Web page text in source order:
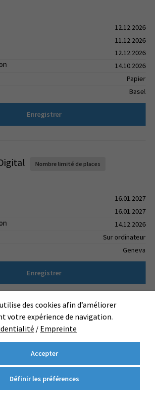
12.12.2026
11.12.2026
12.12.2026
14.10.2026
Papier
Basel
Enregistrer
Nombre limité de places
16.01.2027
16.01.2027
14.12.2026
Sur ordinateur
Geneva
Enregistrer
Nombre limité de places
16.01.2027
des cookies afin d’améliorer
votre expérience de navigation.
/ Empreinte
Accepter
Définir les préférences